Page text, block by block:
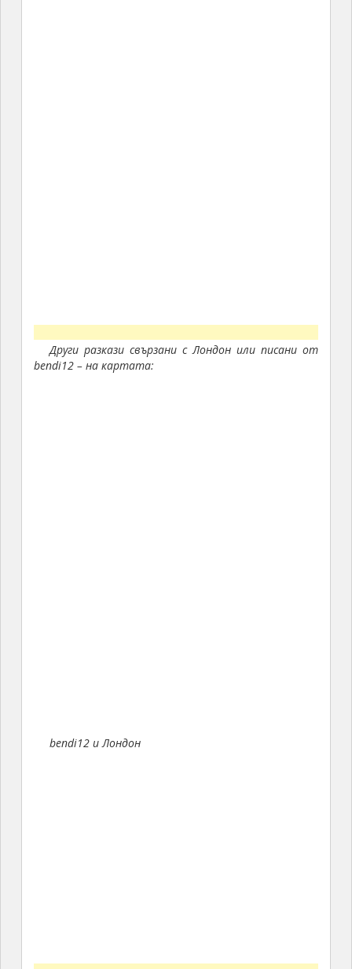
Други разкази свързани с Лондон или писани от
bendi12 – на картата:
bendi12 и Лондон